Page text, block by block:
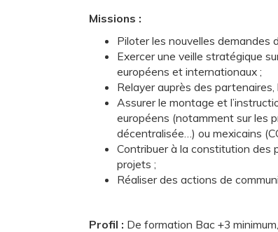
Missions :
Piloter les nouvelles demandes
Exercer une veille stratégique
européens et internationaux ;
Relayer auprès des
Assurer le montage et
européens (notamment sur les
décentralisée…) ou mexicains
Contribuer à la constitution des
projets ;
Réaliser des actions de
Profil : De formation Bac +3